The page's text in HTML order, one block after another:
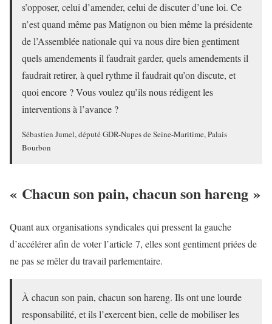
s’opposer, celui d’amender, celui de discuter d’une loi. Ce
n’est quand même pas Matignon ou bien même la présidente
de l’Assemblée nationale qui va nous dire bien gentiment
quels amendements il faudrait garder, quels amendements il
faudrait retirer, à quel rythme il faudrait qu’on discute, et
quoi encore ? Vous voulez qu’ils nous rédigent les
interventions à l’avance ?
Sébastien Jumel, député GDR-Nupes de Seine-Maritime, Palais
Bourbon
« Chacun son pain, chacun son hareng »
Quant aux organisations syndicales qui pressent la gauche
d’accélérer afin de voter l’article 7, elles sont gentiment priées de
ne pas se mêler du travail parlementaire.
À chacun son pain, chacun son hareng. Ils ont une lourde
responsabilité, et ils l’exercent bien, celle de mobiliser les